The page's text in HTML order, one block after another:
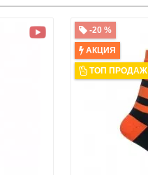
-20 %
АКЦИЯ
ТОП ПРОДАЖ